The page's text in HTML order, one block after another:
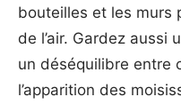
bouteilles et les murs
de l’air. Gardez
un déséquilibre entre
l’apparition des